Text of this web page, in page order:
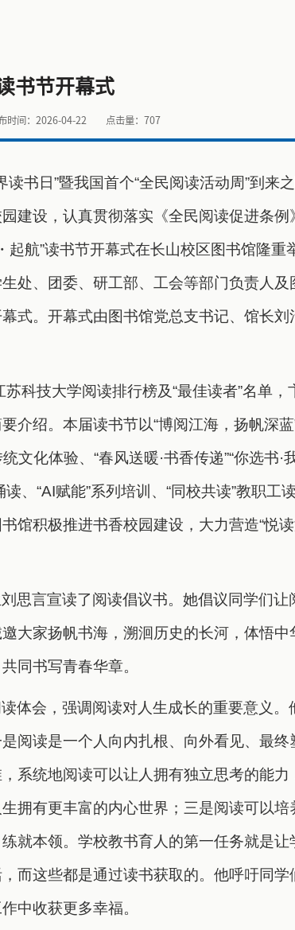
书节开幕式
时间：2026-04-22 点击量： 707
书日”暨我国首个“全民阅读活动周”到来之
建设，认真贯彻落实《全民阅读促进条例
航”读书节开幕式在长山校区图书馆隆重
处、团委、研工部、工会等部门负责人及
式。开幕式由图书馆党总支书记、馆长刘
科技大学阅读排行榜及“最佳读者”名单，
介绍。本届读书节以“博阅江海，扬帆深蓝
文化体验、“春风送暖·书香传递”“你选书·
、“AI赋能”系列培训、“同校共读”教职工
馆积极推进书香校园建设，大力营造“悦
思言宣读了阅读倡议书。她倡议同学们让
大家扬帆书海，溯洄历史的长河，体悟中
同书写青春华章。
体会，强调阅读对人生成长的重要意义。
阅读是一个人向内扎根、向外看见、最终
系统地阅读可以让人拥有独立思考的能力
拥有更丰富的内心世界；三是阅读可以培
就本领。学校教书育人的第一任务就是让
而这些都是通过读书获取的。他呼吁同学
中收获更多幸福。